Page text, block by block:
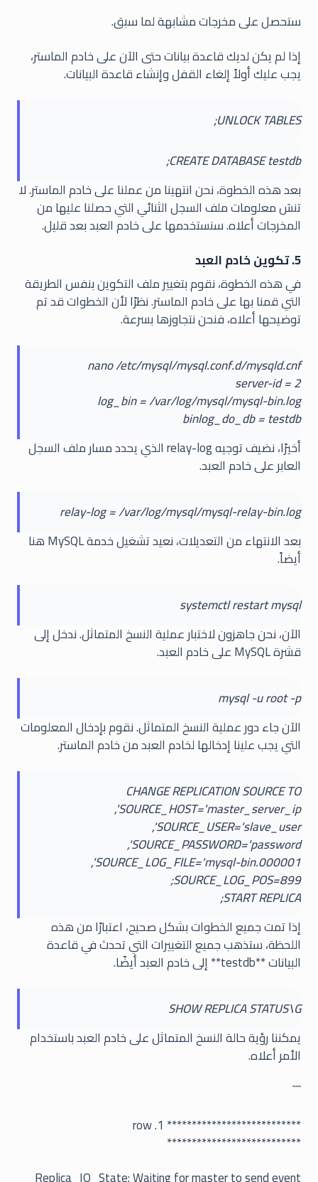
ستحصل على مخرجات مشابهة لما سبق.
إذا لم يكن لديك قاعدة بيانات حتى الآن على خادم الماستر،
يجب عليك أولاً إلغاء القفل وإنشاء قاعدة البيانات.
UNLOCK TABLES;
CREATE DATABASE testdb;
بعد هذه الخطوة، نحن انتهينا من عملنا على خادم الماستر. لا
تنسَ معلومات ملف السجل الثنائي التي حصلنا عليها من
المخرجات أعلاه. سنستخدمها على خادم العبد بعد قليل.
5. تكوين خادم العبد
في هذه الخطوة، نقوم بتغيير ملف التكوين بنفس الطريقة
التي قمنا بها على خادم الماستر. نظرًا لأن الخطوات قد تم
توضيحها أعلاه، فنحن نتجاوزها بسرعة.
nano /etc/mysql/mysql.conf.d/mysqld.cnf
server-id = 2
log_bin = /var/log/mysql/mysql-bin.log
binlog_do_db = testdb
أخيرًا، نضيف توجيه relay-log الذي يحدد مسار ملف السجل
العابر على خادم العبد.
relay-log = /var/log/mysql/mysql-relay-bin.log
بعد الانتهاء من التعديلات، نعيد تشغيل خدمة MySQL هنا
أيضاً.
systemctl restart mysql
الآن، نحن جاهزون لاختبار عملية النسخ المتماثل. ندخل إلى
قشرة MySQL على خادم العبد.
mysql -u root -p
الآن جاء دور عملية النسخ المتماثل. نقوم بإدخال المعلومات
التي يجب علينا إدخالها لخادم العبد من خادم الماستر.
CHANGE REPLICATION SOURCE TO
SOURCE_HOST='master_server_ip',
SOURCE_USER='slave_user',
SOURCE_PASSWORD='password',
SOURCE_LOG_FILE='mysql-bin.000001',
SOURCE_LOG_POS=899;
START REPLICA;
إذا تمت جميع الخطوات بشكل صحيح، اعتبارًا من هذه
اللحظة، ستذهب جميع التغييرات التي تحدث في قاعدة
البيانات **testdb** إلى خادم العبد أيضًا.
SHOW REPLICA STATUS\G
يمكننا رؤية حالة النسخ المتماثل على خادم العبد باستخدام
الأمر أعلاه.
```
*************************** 1. row
***************************